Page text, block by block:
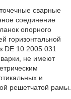
сварные
соединение
опорного
горизонтальной
DE 10 2005 031
не имеют
и
решетчатой рамы.